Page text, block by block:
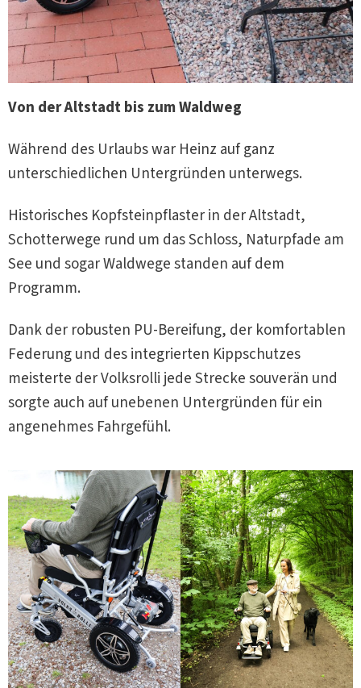
Von der Altstadt bis zum Waldweg
Während des Urlaubs war Heinz auf ganz
unterschiedlichen Untergründen unterwegs.
Historisches Kopfsteinpflaster in der Altstadt,
Schotterwege rund um das Schloss, Naturpfade am
See und sogar Waldwege standen auf dem
Programm.
Dank der robusten PU-Bereifung, der komfortablen
Federung und des integrierten Kippschutzes
meisterte der Volksrolli jede Strecke souverän und
sorgte auch auf unebenen Untergründen für ein
angenehmes Fahrgefühl.